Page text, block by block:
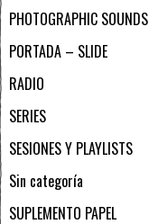
PHOTOGRAPHIC SOUNDS
PORTADA – SLIDE
RADIO
SERIES
SESIONES Y PLAYLISTS
Sin categoría
SUPLEMENTO PAPEL